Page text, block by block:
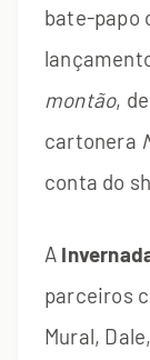
bate-papo
montão, de
cartonera
conta do
A
parceiros
Mural,